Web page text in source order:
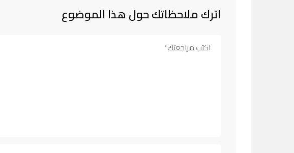
اترك ملاحظاتك حول هذا الموضوع